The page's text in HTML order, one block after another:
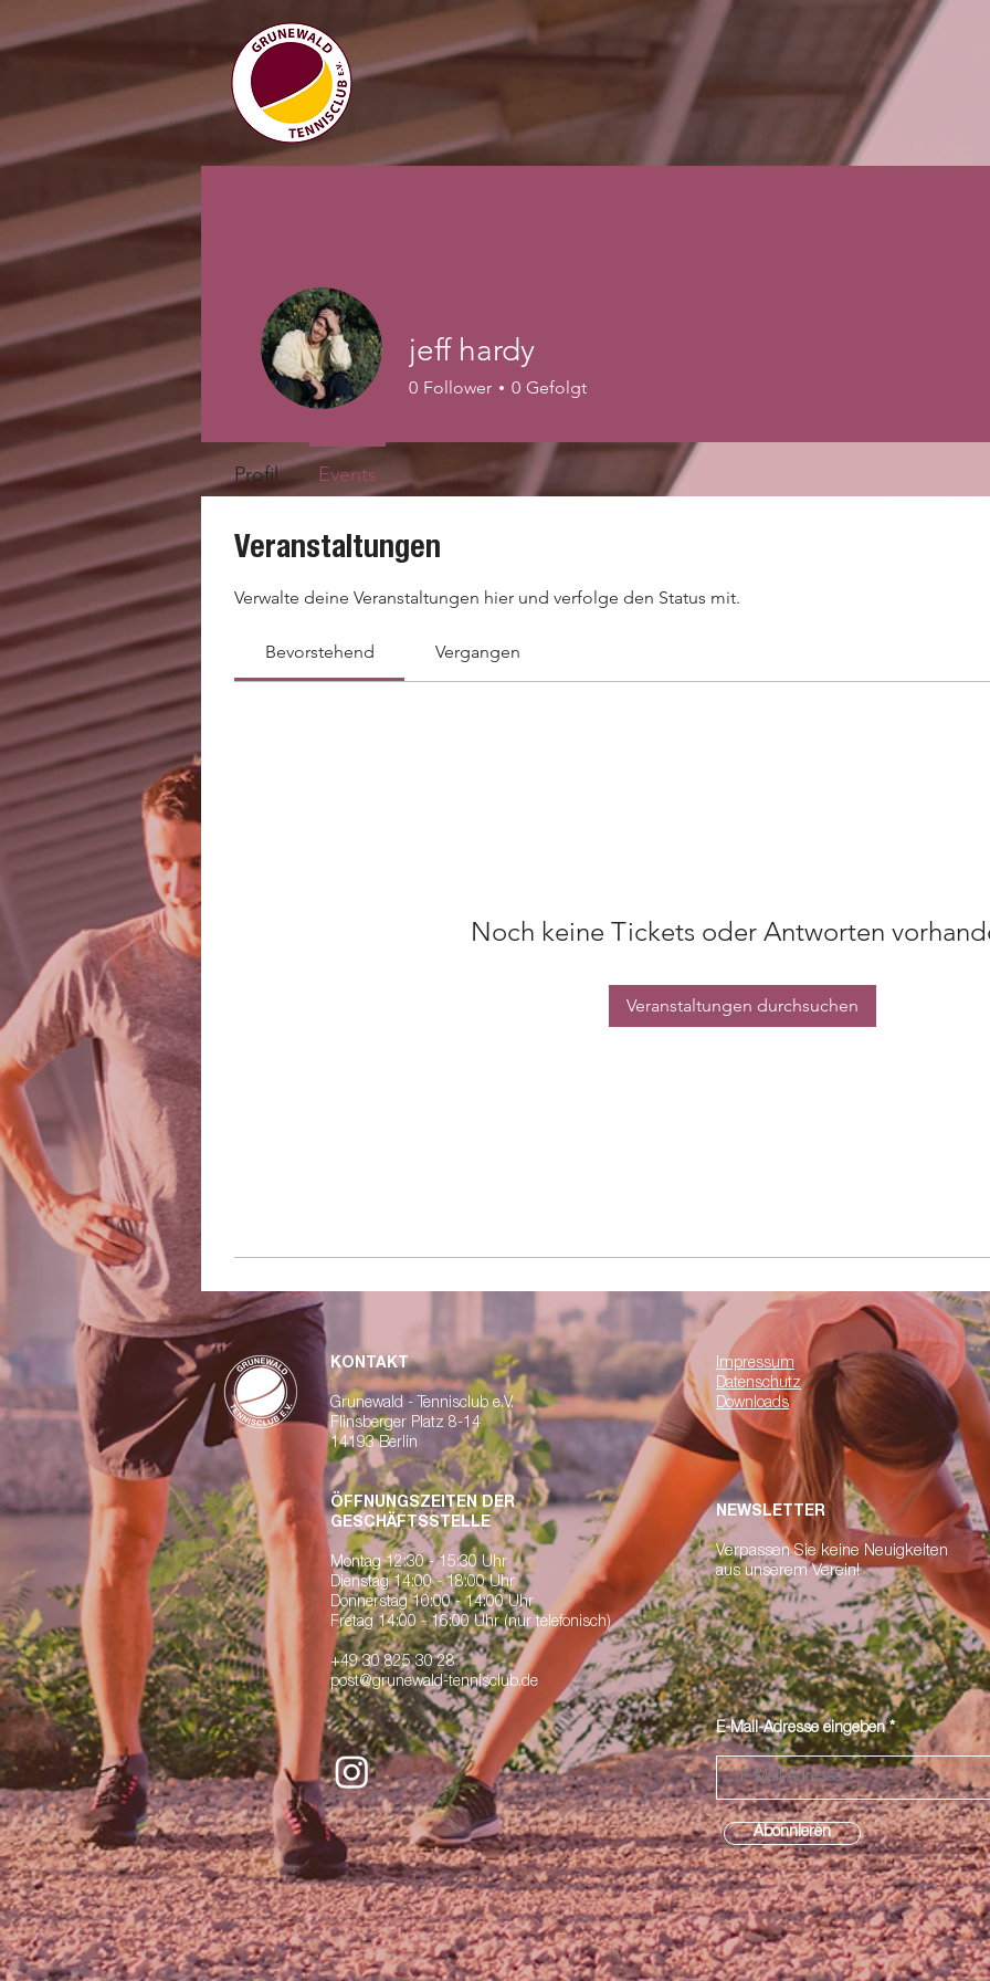
Veranstaltungen
Verwalte deine Veranstaltungen hier und verfolge den Status mit.
Bevorstehend Vergangen
Noch keine Tickets oder Antworten
Veranstaltungen durchsuchen
jeff hardy
0 Follower 0 Gefolgt
Profil Events
KONTAKT
Grunewald - Tennisclub e.V.
Flinsberger Platz 8-14
14193 Berlin
ÖFFNUNGSZEITEN DER
GESCHÄFTSSTELLE
Montag 12:30 - 15:30 Uhr
Dienstag 14:00 - 18:00 Uhr
Donnerstag 10:00 - 14:00 Uhr
Fretag 14:00 - 16:00 Uhr (nur telefonisch)
+49 30 825 30 28
post@grunewald-tennisclub.de
Impressum
Datenschutz
Downloads
NEWSLETTER
Verpassen Sie keine Neuigkeiten
aus unserem Verein!
E-Mail-Adresse eingeben
Abonnieren